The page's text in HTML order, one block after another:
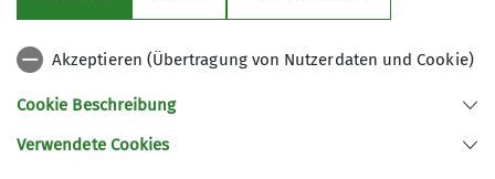
fahren mit dem Bus in unser
80 km und nach der Wanderung gibt
es oft eine zünftige Einkehr. Wer also
Archiv
Sektion Kaufbeuren-Gablonz des Deutschen Alpenvereins e.V.
Akzeptieren (Übertragung von Nutzerdaten und Cookie)
Cookie Beschreibung
Verwendete Cookies